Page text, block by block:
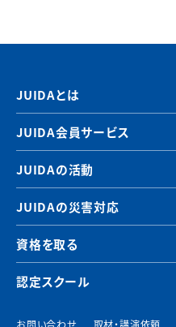
JUIDAとは
JUIDA会員サービス
JUIDAの活動
JUIDAの災害対応
資格を取る
認定スクール